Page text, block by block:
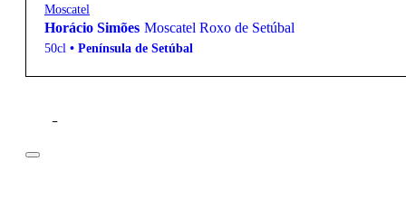
Moscatel
Horácio Simões Moscatel Roxo de Setúbal
50cl • Península de Setúbal
Filtros